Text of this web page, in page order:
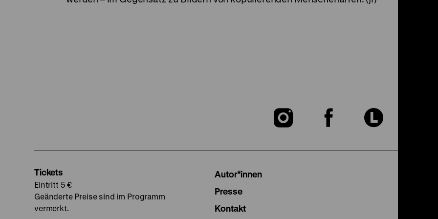
Zu
Zu
Zu
Tickets
Eintritt 5 €
Geänderte Preise sind im Programm
vermerkt.
Autor*innen
Presse
Kontakt